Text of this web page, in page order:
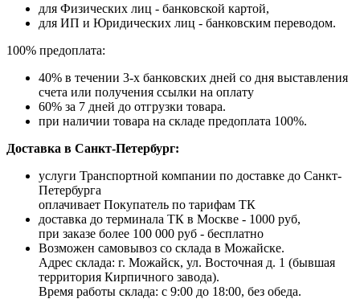
для Физических лиц - банковской картой,
для ИП и Юридических лиц - банковским переводом.
100% предоплата:
40% в течении 3-х банковских дней со дня выставления
счета или получения ссылки на оплату
60% за 7 дней до отгрузки товара.
при наличии товара на складе предоплата 100%.
Доставка в Санкт-Петербург:
услуги Транспортной компании по доставке до Санкт-
Петербурга
оплачивает Покупатель по тарифам ТК
доставка до терминала ТК в Москве - 1000 руб,
при заказе более 100 000 руб - бесплатно
Возможен самовывоз со склада в Можайске.
Адрес склада: г. Можайск, ул. Восточная д. 1 (бывшая
территория Кирпичного завода).
Время работы склада: с 9:00 до 18:00, без обеда.